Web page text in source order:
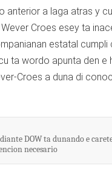
anterior a laga atras y
Croes esey ta
estatal cumpli
ta wordo apunta den e
Croes a duna di
DOW ta dunando e
necesario